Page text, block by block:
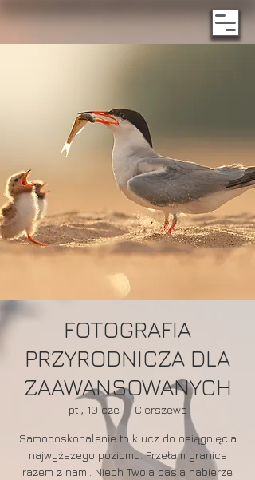
FOTOGRAFIA
PRZYRODNICZA DLA
ZAAWANSOWANYCH
pt., 10 cze
  |
Cierszewo
Samodoskonalenie to klucz do osiągnięcia
najwyższego poziomu. Przełam granice
razem z nami. Niech Twoja pasja nabierze